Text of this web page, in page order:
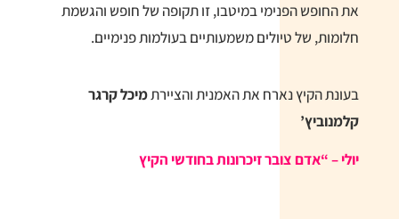
את החופש הפנימי במיטבו, זו תקופה של חופש והגשמת
חלומות, של טיולים משמעותיים בעולמות פנימיים.
בעונת הקיץ נארח את האמנית והציירתמיכל קרגר
קלמנוביץ’
יולי – “אדם צובר זיכרונות בחודשי הקיץ